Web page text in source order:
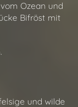
Ozean und
Bifröst mit
und wilde